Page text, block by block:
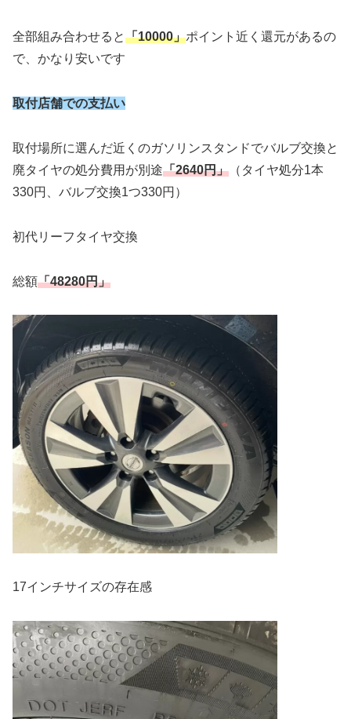
全部組み合わせると「10000」ポイント近く還元があるの
で、かなり安いです
取付店舗での支払い
取付場所に選んだ近くのガソリンスタンドでバルブ交換と
廃タイヤの処分費用が別途「2640円」 （タイヤ処分1本
330円、バルブ交換1つ330円）
初代リーフタイヤ交換
総額「48280円」
17インチサイズの存在感